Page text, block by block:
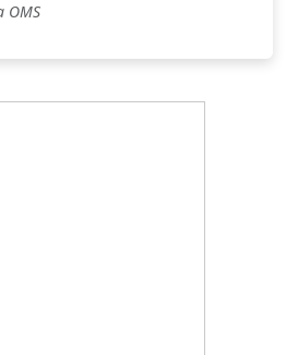
OMS